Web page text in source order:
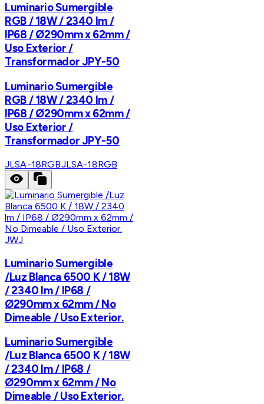
Luminario Sumergible
RGB / 18W / 2340 lm /
IP68 / Ø290mm x 62mm /
Uso Exterior /
Transformador JPY-50
Luminario Sumergible
RGB / 18W / 2340 lm /
IP68 / Ø290mm x 62mm /
Uso Exterior /
Transformador JPY-50
JLSA-18RGBJLSA-18RGB
JWJ
Luminario Sumergible
/Luz Blanca 6500 K / 18W
/ 2340 lm / IP68 /
Ø290mm x 62mm / No
Dimeable / Uso Exterior.
Luminario Sumergible
/Luz Blanca 6500 K / 18W
/ 2340 lm / IP68 /
Ø290mm x 62mm / No
Dimeable / Uso Exterior.